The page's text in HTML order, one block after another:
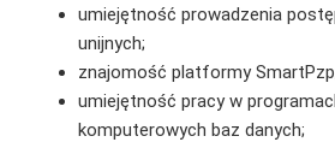
umiejętność prowadzenia
unijnych;
znajomość platformy
umiejętność pracy w
komputerowych baz danych;